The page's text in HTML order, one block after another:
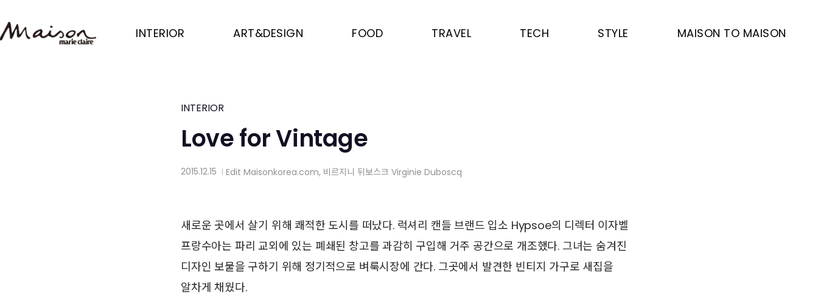
to
main
INTERIOR ART&DESIGN FOOD TRAVEL TECH STYLE MAISON TO MAISON
INTERIOR
Love for Vintage
2015.12.15 Edit Maisonkorea.com, 비르지니 뒤보스크 Virginie Duboscq
새로운 곳에서 살기 위해 쾌적한 도시를 떠났다. 럭셔리 캔들 브랜드 입소 Hypsoe의 디렉터 이자벨
프랑수아는 파리 교외에 있는 폐쇄된 창고를 과감히 구입해 거주 공간으로 개조했다. 그녀는 숨겨진
디자인 보물을 구하기 위해 정기적으로 벼룩시장에 간다. 그곳에서 발견한 빈티지 가구로 새집을
알차게 채웠다.